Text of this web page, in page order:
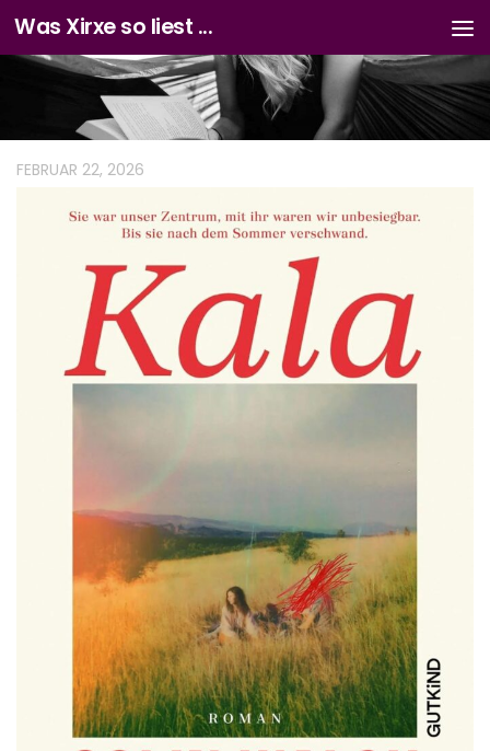
Zum Inhalt springen
Was Xirxe so liest ...
FEBRUAR 22, 2026